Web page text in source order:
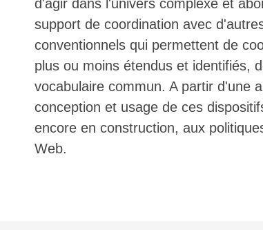
d'agir dans l'univers complexe et
support de coordination avec
conventionnels qui permettent de
plus ou moins étendus et identifiés,
vocabulaire commun. A partir d'une
conception et usage de ces
encore en construction, aux
Web.